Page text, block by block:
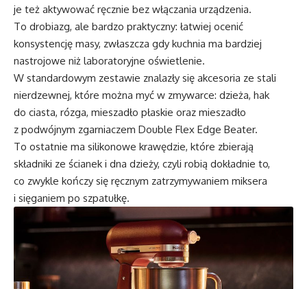
je też aktywować ręcznie bez włączania urządzenia.
To drobiazg, ale bardzo praktyczny: łatwiej ocenić
konsystencję masy, zwłaszcza gdy kuchnia ma bardziej
nastrojowe niż laboratoryjne oświetlenie.
W standardowym zestawie znalazły się akcesoria ze stali
nierdzewnej, które można myć w zmywarce: dzieża, hak
do ciasta, rózga, mieszadło płaskie oraz mieszadło
z podwójnym zgarniaczem Double Flex Edge Beater.
To ostatnie ma silikonowe krawędzie, które zbierają
składniki ze ścianek i dna dzieży, czyli robią dokładnie to,
co zwykle kończy się ręcznym zatrzymywaniem miksera
i sięganiem po szpatułkę.